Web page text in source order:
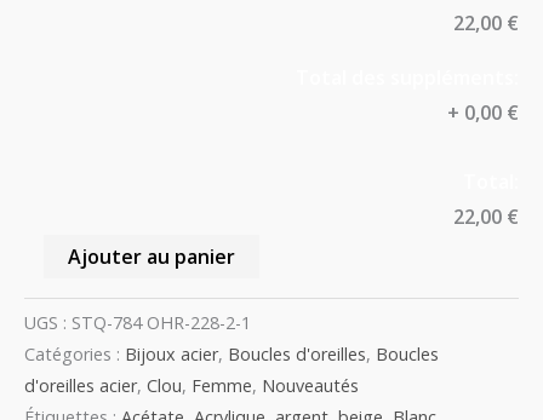
22,00 €
+ 0,00 €
22,00 €
Ajouter au panier
UGS : STQ-784 OHR-228-2-1
Catégories : Bijoux acier, Boucles d'oreilles, Boucles
d'oreilles acier, Clou, Femme, Nouveautés